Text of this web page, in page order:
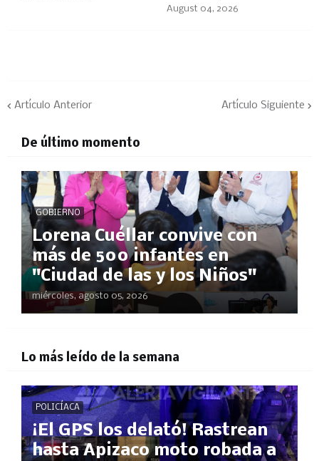
August 04, 2026
Artículo Anterior Artículo Siguiente
De último momento
GOBIERNO
Lorena Cuéllar convive con
más de 500 infantes en
"Ciudad de las y los Niños"
miércoles, agosto 05, 2026
Lo más leído de la semana
POLICÍACA
¡El GPS los delató! Rastrean
hasta Apizaco moto robada a